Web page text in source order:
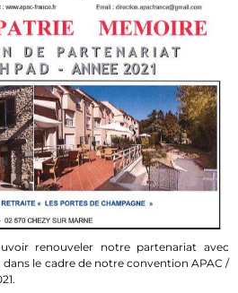
renouveler notre partenariat avec
dans le cadre de notre convention APAC /